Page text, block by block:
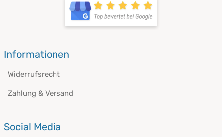
öffnet in neuem Fenster
Informationen
Widerrufsrecht
Zahlung & Versand
Social Media